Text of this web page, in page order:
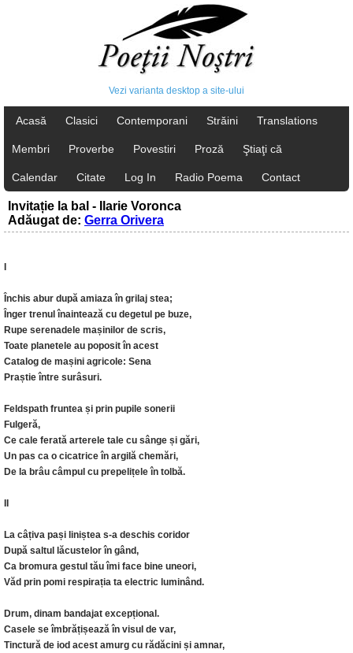
Vezi varianta desktop a site-ului
Acasă Clasici Contemporani Străini Translations
Membri Proverbe Povestiri Proză Ştiaţi că
Calendar Citate Log In Radio Poema Contact
Invitație la bal - Ilarie Voronca
Adăugat de: Gerra Orivera
Închis abur după amiaza în grilaj stea;
Înger trenul înaintează cu degetul pe buze,
Rupe serenadele mașinilor de scris,
Toate planetele au poposit în acest
Catalog de mașini agricole: Sena
Praștie între surâsuri.
Feldspath fruntea și prin pupile sonerii
Fulgeră,
Ce cale ferată arterele tale cu sânge și gări,
Un pas ca o cicatrice în argilă chemări,
De la brâu câmpul cu prepelițele în tolbă.
La câțiva pași liniștea s-a deschis coridor
După saltul lăcustelor în gând,
Ca bromura gestul tău îmi face bine uneori,
Văd prin pomi respirația ta electric luminând.
Drum, dinam bandajat excepțional.
Casele se îmbrățișează în visul de var,
Tinctură de iod acest amurg cu rădăcini și amnar,